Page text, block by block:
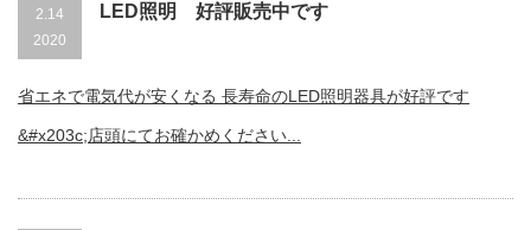
2.14
2020
LED照明 好評販売中です
省エネで電気代が安くなる 長寿命のLED照明器具が好評です
&#x203c;店頭にてお確かめください...